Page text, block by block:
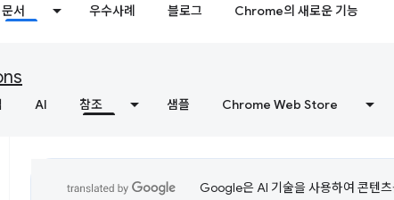
문서 우수사례 블로그 Chrome의 새로운 기능
AI 참조 샘플 Chrome Web Store
Google은 AI 기술을 사용하여 콘텐